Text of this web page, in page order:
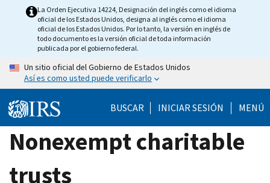
La Orden Ejecutiva 14224, Designación del inglés como el idioma
oficial de los Estados Unidos, designa al inglés como el idioma
oficial de los Estados Unidos. Por lo tanto, la versión en inglés de
todo documento es la versión oficial de toda información
publicada por el gobierno federal.
Un sitio oficial del Gobierno de Estados Unidos
Así es como usted puede verificarlo
BUSCAR INICIAR SESIÓN MENÚ
Nonexempt charitable
trusts